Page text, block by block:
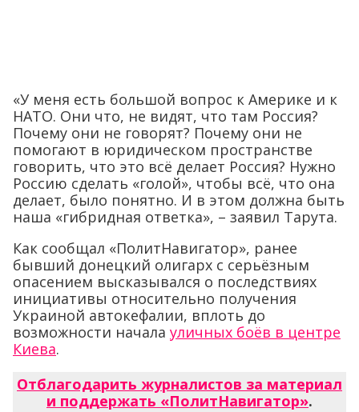
«У меня есть большой вопрос к Америке и к
НАТО. Они что, не видят, что там Россия?
Почему они не говорят? Почему они не
помогают в юридическом пространстве
говорить, что это всё делает Россия? Нужно
Россию сделать «голой», чтобы всё, что она
делает, было понятно. И в этом должна быть
наша «гибридная ответка», – заявил Тарута.
Как сообщал «ПолитНавигатор», ранее
бывший донецкий олигарх с серьёзным
опасением высказывался о последствиях
инициативы относительно получения
Украиной автокефалии, вплоть до
возможности начала уличных боёв в центре
Киева.
Отблагодарить журналистов за материал
и поддержать «ПолитНавигатор».